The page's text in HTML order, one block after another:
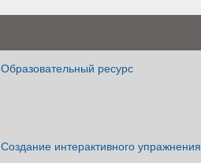
Образовательный ресурс
Создание интерактивного упражнения